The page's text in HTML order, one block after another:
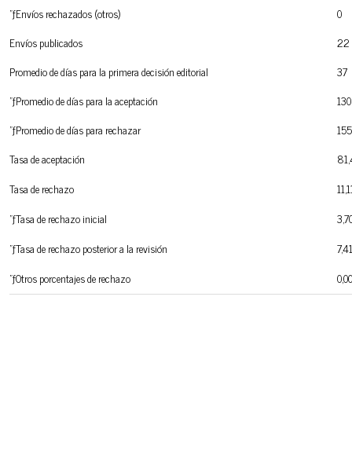
"ƒEnvíos rechazados (otros)
0
Envíos publicados
22
Promedio de días para la primera decisión editorial
37
"ƒPromedio de días para la aceptación
130
"ƒPromedio de días para rechazar
155
Tasa de aceptación
Tasa de rechazo
"ƒTasa de rechazo inicial
"ƒTasa de rechazo posterior a la revisión
"ƒOtros porcentajes de rechazo